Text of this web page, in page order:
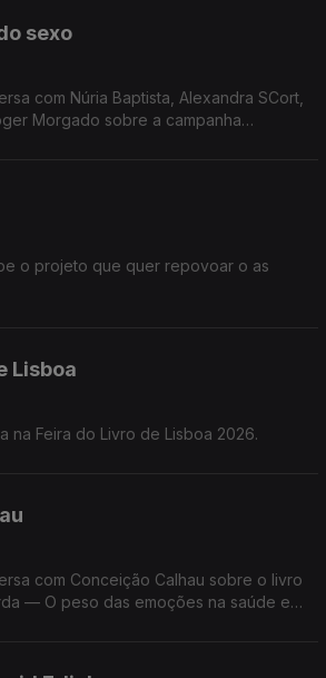
sexo
com Núria Baptista, Alexandra SCort,
Morgado sobre a campanha
o projeto que quer repovoar o as
Lisboa
na Feira do Livro de Lisboa 2026.
com Conceição Calhau sobre o livro
— O peso das emoções na saúde e